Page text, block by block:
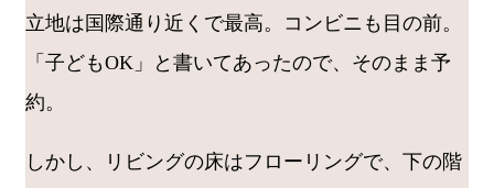
立地は国際通り近くで最高。コンビニも目の前。
「子どもOK」と書いてあったので、そのまま予
約。
しかし、リビングの床はフローリングで、下の階